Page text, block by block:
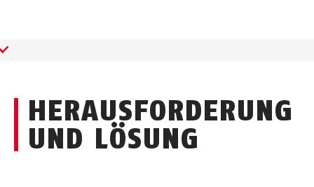
HERAUSFORDERUNG
UND LÖSUNG